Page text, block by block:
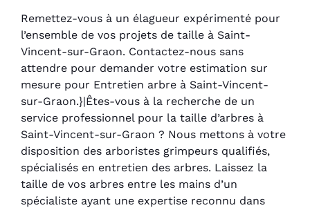
Remettez-vous à un élagueur expérimenté pour
l’ensemble de vos projets de taille à Saint-
Vincent-sur-Graon. Contactez-nous sans
attendre pour demander votre estimation sur
mesure pour Entretien arbre à Saint-Vincent-
sur-Graon.}|Êtes-vous à la recherche de un
service professionnel pour la taille d’arbres à
Saint-Vincent-sur-Graon ? Nous mettons à votre
disposition des arboristes grimpeurs qualifiés,
spécialisés en entretien des arbres. Laissez la
taille de vos arbres entre les mains d’un
spécialiste ayant une expertise reconnu dans